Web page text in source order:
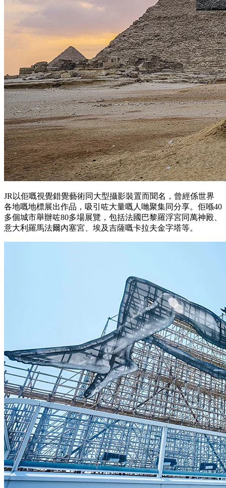
JR以佢嘅視覺錯覺藝術同大型攝影裝置而聞名，曾經係世界
各地嘅地標展出作品，吸引咗大量嘅人哋聚集同分享。佢喺40
多個城市舉辦咗80多場展覽，包括法國巴黎羅浮宮同萬神殿、
意大利羅馬法爾內塞宮、埃及吉薩嘅卡拉夫金字塔等。